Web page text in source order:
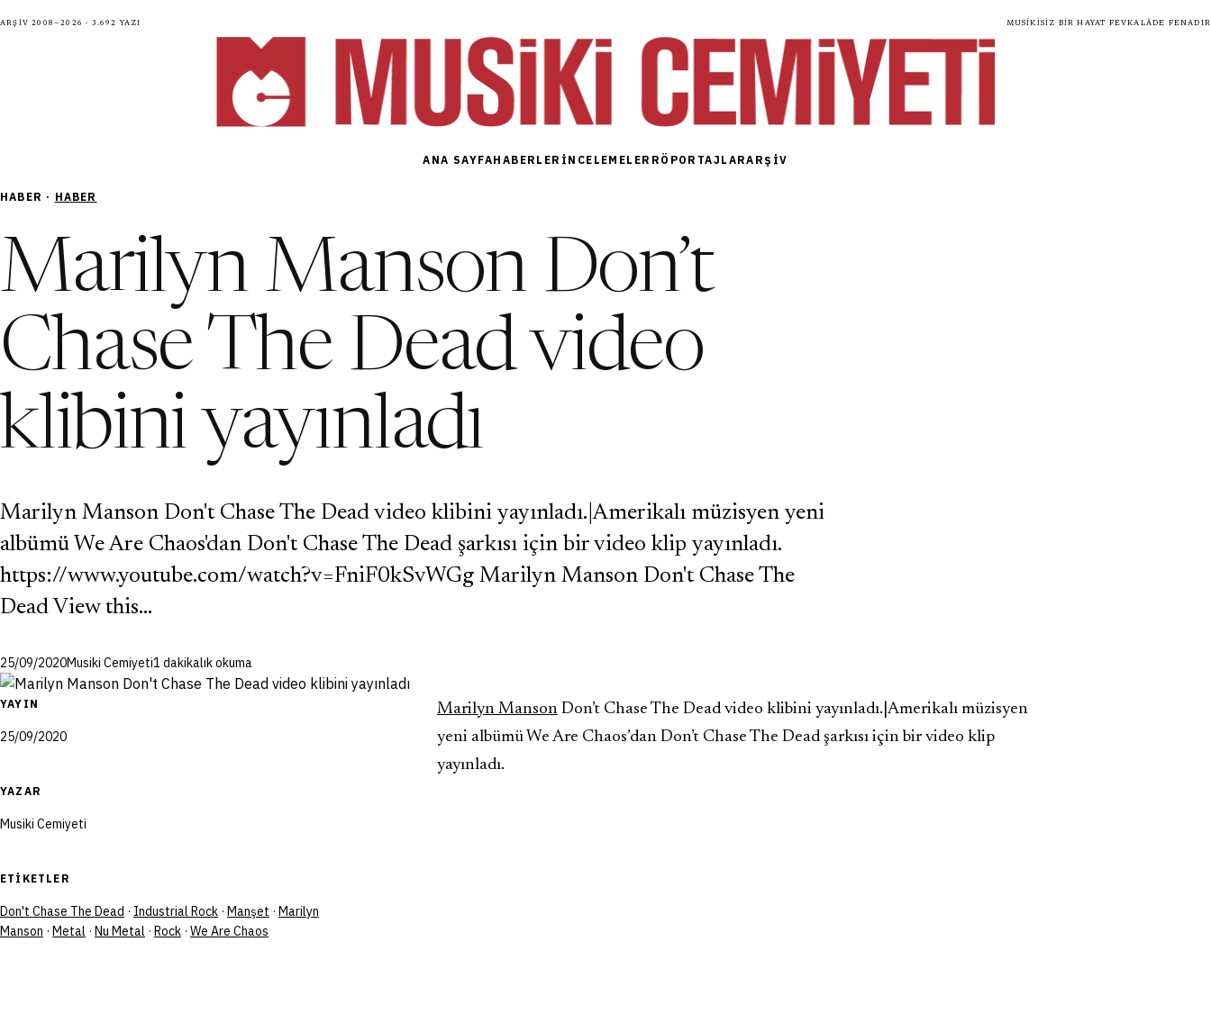
Arşiv 2008—2026 · 3.692 yazı Musikisiz bir hayat fevkalâde fenadır
ANA SAYFAHABERLER İNCELEMELER RÖPORTAJLARARŞIV
HABER · HABER
Marilyn Manson Don’t
Chase The Dead video
klibini yayınladı
Marilyn Manson Don't Chase The Dead video klibini yayınladı.|Amerikalı müzisyen yeni
albümü We Are Chaos'dan Don't Chase The Dead şarkısı için bir video klip yayınladı.
https://www.youtube.com/watch?v=FniF0kSvWGg Marilyn Manson Don't Chase The
Dead View this…
25/09/2020Musiki Cemiyeti1 dakikalık okuma
YAYIN
25/09/2020
YAZAR
Musiki Cemiyeti
ETIKETLER
Don't Chase The Dead · Industrial Rock · Manşet · Marilyn
Manson · Metal · Nu Metal · Rock · We Are Chaos
Marilyn MansonDon’t Chase The Dead video klibini yayınladı.|Amerikalı müzisyen
yeni albümü We Are Chaos’dan Don’t Chase The Dead şarkısı için bir video klip
yayınladı.